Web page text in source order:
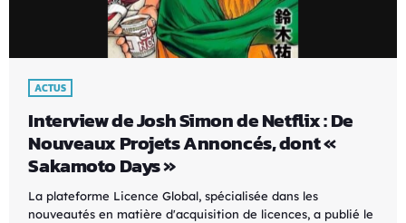
ACTUS
Interview de Josh Simon de Netflix : De
Nouveaux Projets Annoncés, dont «
Sakamoto Days »
La plateforme Licence Global, spécialisée dans les
nouveautés en matière d'acquisition de licences, a publié le